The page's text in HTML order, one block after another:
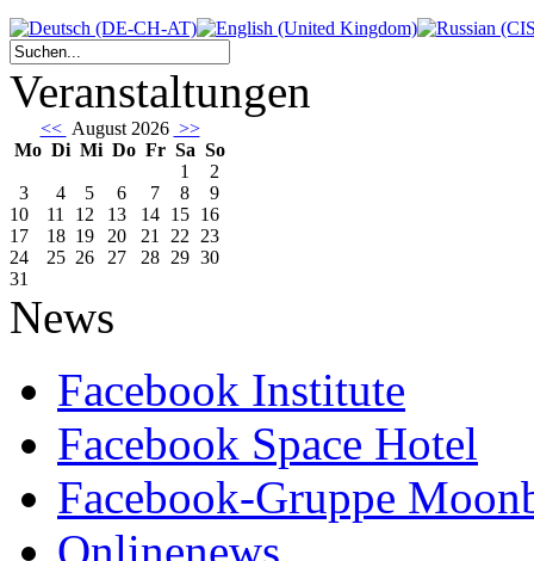
Veranstaltungen
<< August 2026 >>
Mo Di Mi Do Fr Sa So
1
2
3
4 5 6 7 8
9
10
11 12 13 14 15 16
17
18 19 20 21 22 23
24
25 26 27 28 29 30
31
News
Facebook Institute
Facebook Space Hotel
Facebook-Gruppe